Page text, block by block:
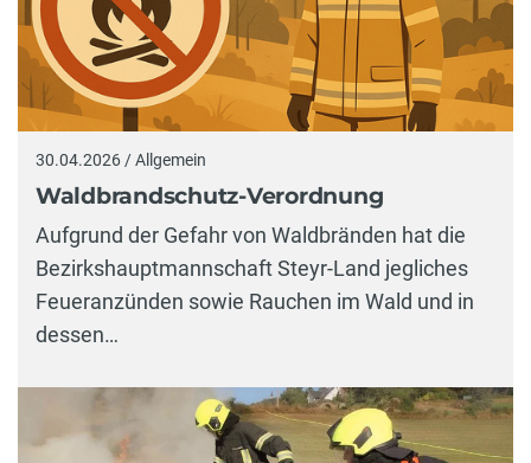
30.04.2026 / Allgemein
Waldbrandschutz-Verordnung
Aufgrund der Gefahr von Waldbränden hat die
Bezirkshauptmannschaft Steyr-Land jegliches
Feueranzünden sowie Rauchen im Wald und in
dessen…